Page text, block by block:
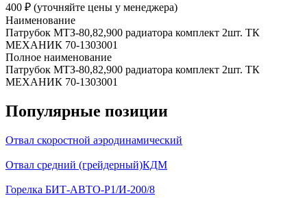
400 ₽︁ (уточняйте цены у менеджера)
Наименование
Патрубок МТЗ-80,82,900 радиатора комплект 2шт. ТК
МЕХАНИК 70-1303001
Полное наименование
Патрубок МТЗ-80,82,900 радиатора комплект 2шт. ТК
МЕХАНИК 70-1303001
Популярные позиции
Отвал скоростной аэродинамический
Отвал средний (грейдерный)КДМ
Горелка БИТ-АВТО-Р1/И-200/8